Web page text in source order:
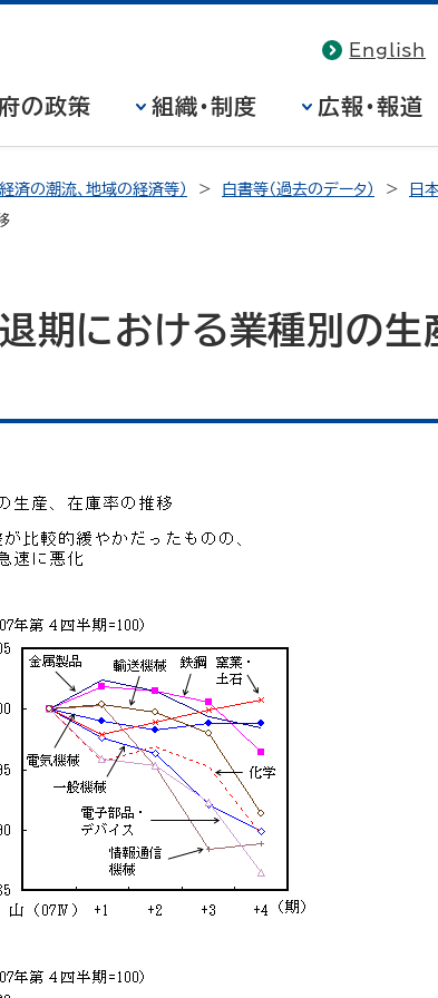
English
の政策 組織・制度 広報・報道
済の潮流、地域の経済等） 白書等（過去のデータ） 日
期における業種別の生